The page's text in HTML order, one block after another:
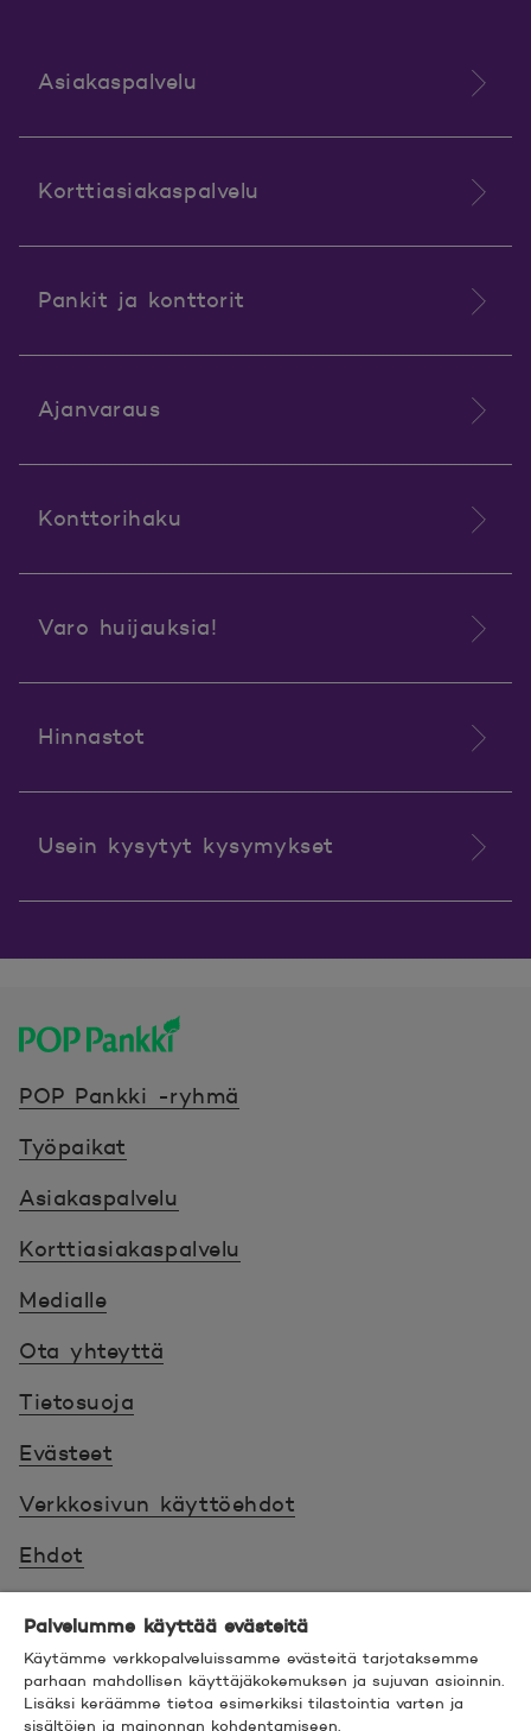
Asiakaspalvelu
Korttiasiakaspalvelu
Pankit ja konttorit
Ajanvaraus
Konttorihaku
Varo huijauksia!
Hinnastot
Usein kysytyt kysymykset
POP Pankki -ryhmä
Työpaikat
Asiakaspalvelu
Korttiasiakaspalvelu
Medialle
Ota yhteyttä
Tietosuoja
Evästeet
Verkkosivun käyttöehdot
Ehdot
Saavutettavuus
Hyödyllistä tietää
Palvelumme käyttää evästeitä
Käytämme verkkopalveluissamme evästeitä tarjotaksemme
parhaan mahdollisen käyttäjäkokemuksen ja sujuvan asioinnin.
Lisäksi keräämme tietoa esimerkiksi tilastointia varten ja
sisältöjen ja mainonnan kohdentamiseen.